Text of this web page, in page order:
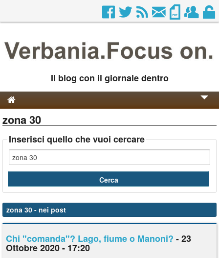
Il blog con il giornale dentro
Genesi e Storia
Contatti
zona 30
Inserisci quello che vuoi cercare
zona 30 - nei post
Chi "comanda"? Lago, fiume o Manoni? - 23
Ottobre 2020 - 17:20